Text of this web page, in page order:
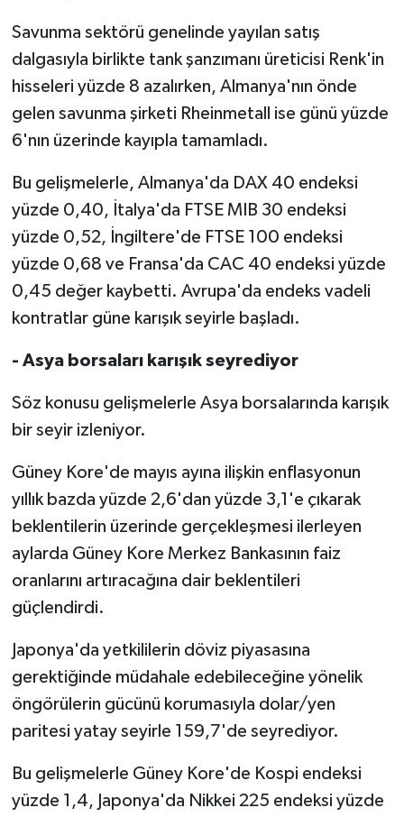
Savunma sektörü genelinde yayılan satış
dalgasıyla birlikte tank şanzımanı üreticisi Renk'in
hisseleri yüzde 8 azalırken, Almanya'nın önde
gelen savunma şirketi Rheinmetall ise günü yüzde
6'nın üzerinde kayıpla tamamladı.
Bu gelişmelerle, Almanya'da DAX 40 endeksi
yüzde 0,40, İtalya'da FTSE MIB 30 endeksi
yüzde 0,52, İngiltere'de FTSE 100 endeksi
yüzde 0,68 ve Fransa'da CAC 40 endeksi yüzde
0,45 değer kaybetti. Avrupa'da endeks vadeli
kontratlar güne karışık seyirle başladı.
- Asya borsaları karışık seyrediyor
Söz konusu gelişmelerle Asya borsalarında karışık
bir seyir izleniyor.
Güney Kore'de mayıs ayına ilişkin enflasyonun
yıllık bazda yüzde 2,6'dan yüzde 3,1'e çıkarak
beklentilerin üzerinde gerçekleşmesi ilerleyen
aylarda Güney Kore Merkez Bankasının faiz
oranlarını artıracağına dair beklentileri
güçlendirdi.
Japonya'da yetkililerin döviz piyasasına
gerektiğinde müdahale edebileceğine yönelik
öngörülerin gücünü korumasıyla dolar/yen
paritesi yatay seyirle 159,7'de seyrediyor.
Bu gelişmelerle Güney Kore'de Kospi endeksi
yüzde 1,4, Japonya'da Nikkei 225 endeksi yüzde